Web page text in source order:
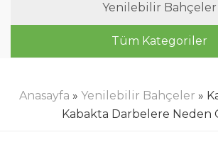
Yenilebilir Bahçeler
Tüm Kategoriler
Anasayfa » Yenilebilir Bahçeler »
Kabakta Darbelere Neden